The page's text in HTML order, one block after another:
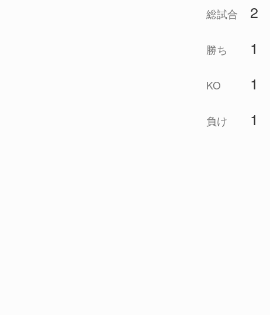
総試合 2
勝ち 1
KO 1
負け 1